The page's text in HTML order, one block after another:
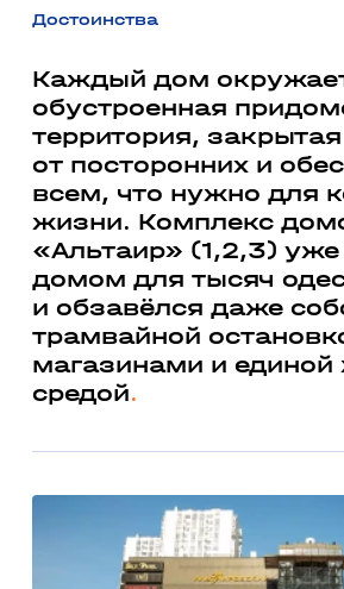
Достоинства
Каждый дом
обустроенная
территория, закрытая
от посторонних и
всем, что нужно для
жизни. Комплекс
«Альтаир» (1,2,3) уже
домом для тысяч
и обзавёлся даже
трамвайной
магазинами и единой
средой